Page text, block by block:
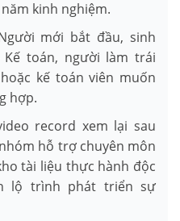
kinh nghiệm.
mới bắt đầu, sinh
toán, người làm trái
kế toán viên muốn
hợp.
record xem lại sau
hỗ trợ chuyên môn
tài liệu thực hành độc
lộ trình phát triển sự